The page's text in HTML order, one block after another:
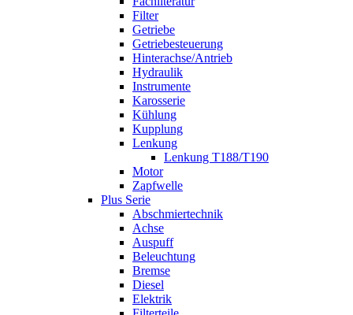
Filter
Getriebe
Getriebesteuerung
Hinterachse/Antrieb
Hydraulik
Instrumente
Karosserie
Kühlung
Kupplung
Lenkung
Lenkung T188/T190
Motor
Zapfwelle
Plus Serie
Abschmiertechnik
Achse
Auspuff
Beleuchtung
Bremse
Diesel
Elektrik